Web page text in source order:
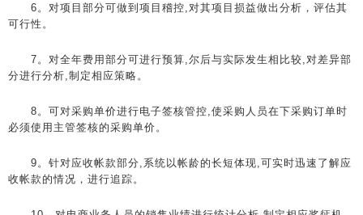
6。对项目部分可做到项目稽控,对其项目损益做出分析，评估其
可行性。
7。对全年费用部分可进行预算,尔后与实际发生相比较,对差异部
分进行分析,制定相应策略。
8。可对采购单价进行电子签核管控,使采购人员在下采购订单时
必须使用主管签核的采购单价。
9。针对应收帐款部分,系统以帐龄的长短体现,可实时迅速了解应
收帐款的情况，进行追踪。